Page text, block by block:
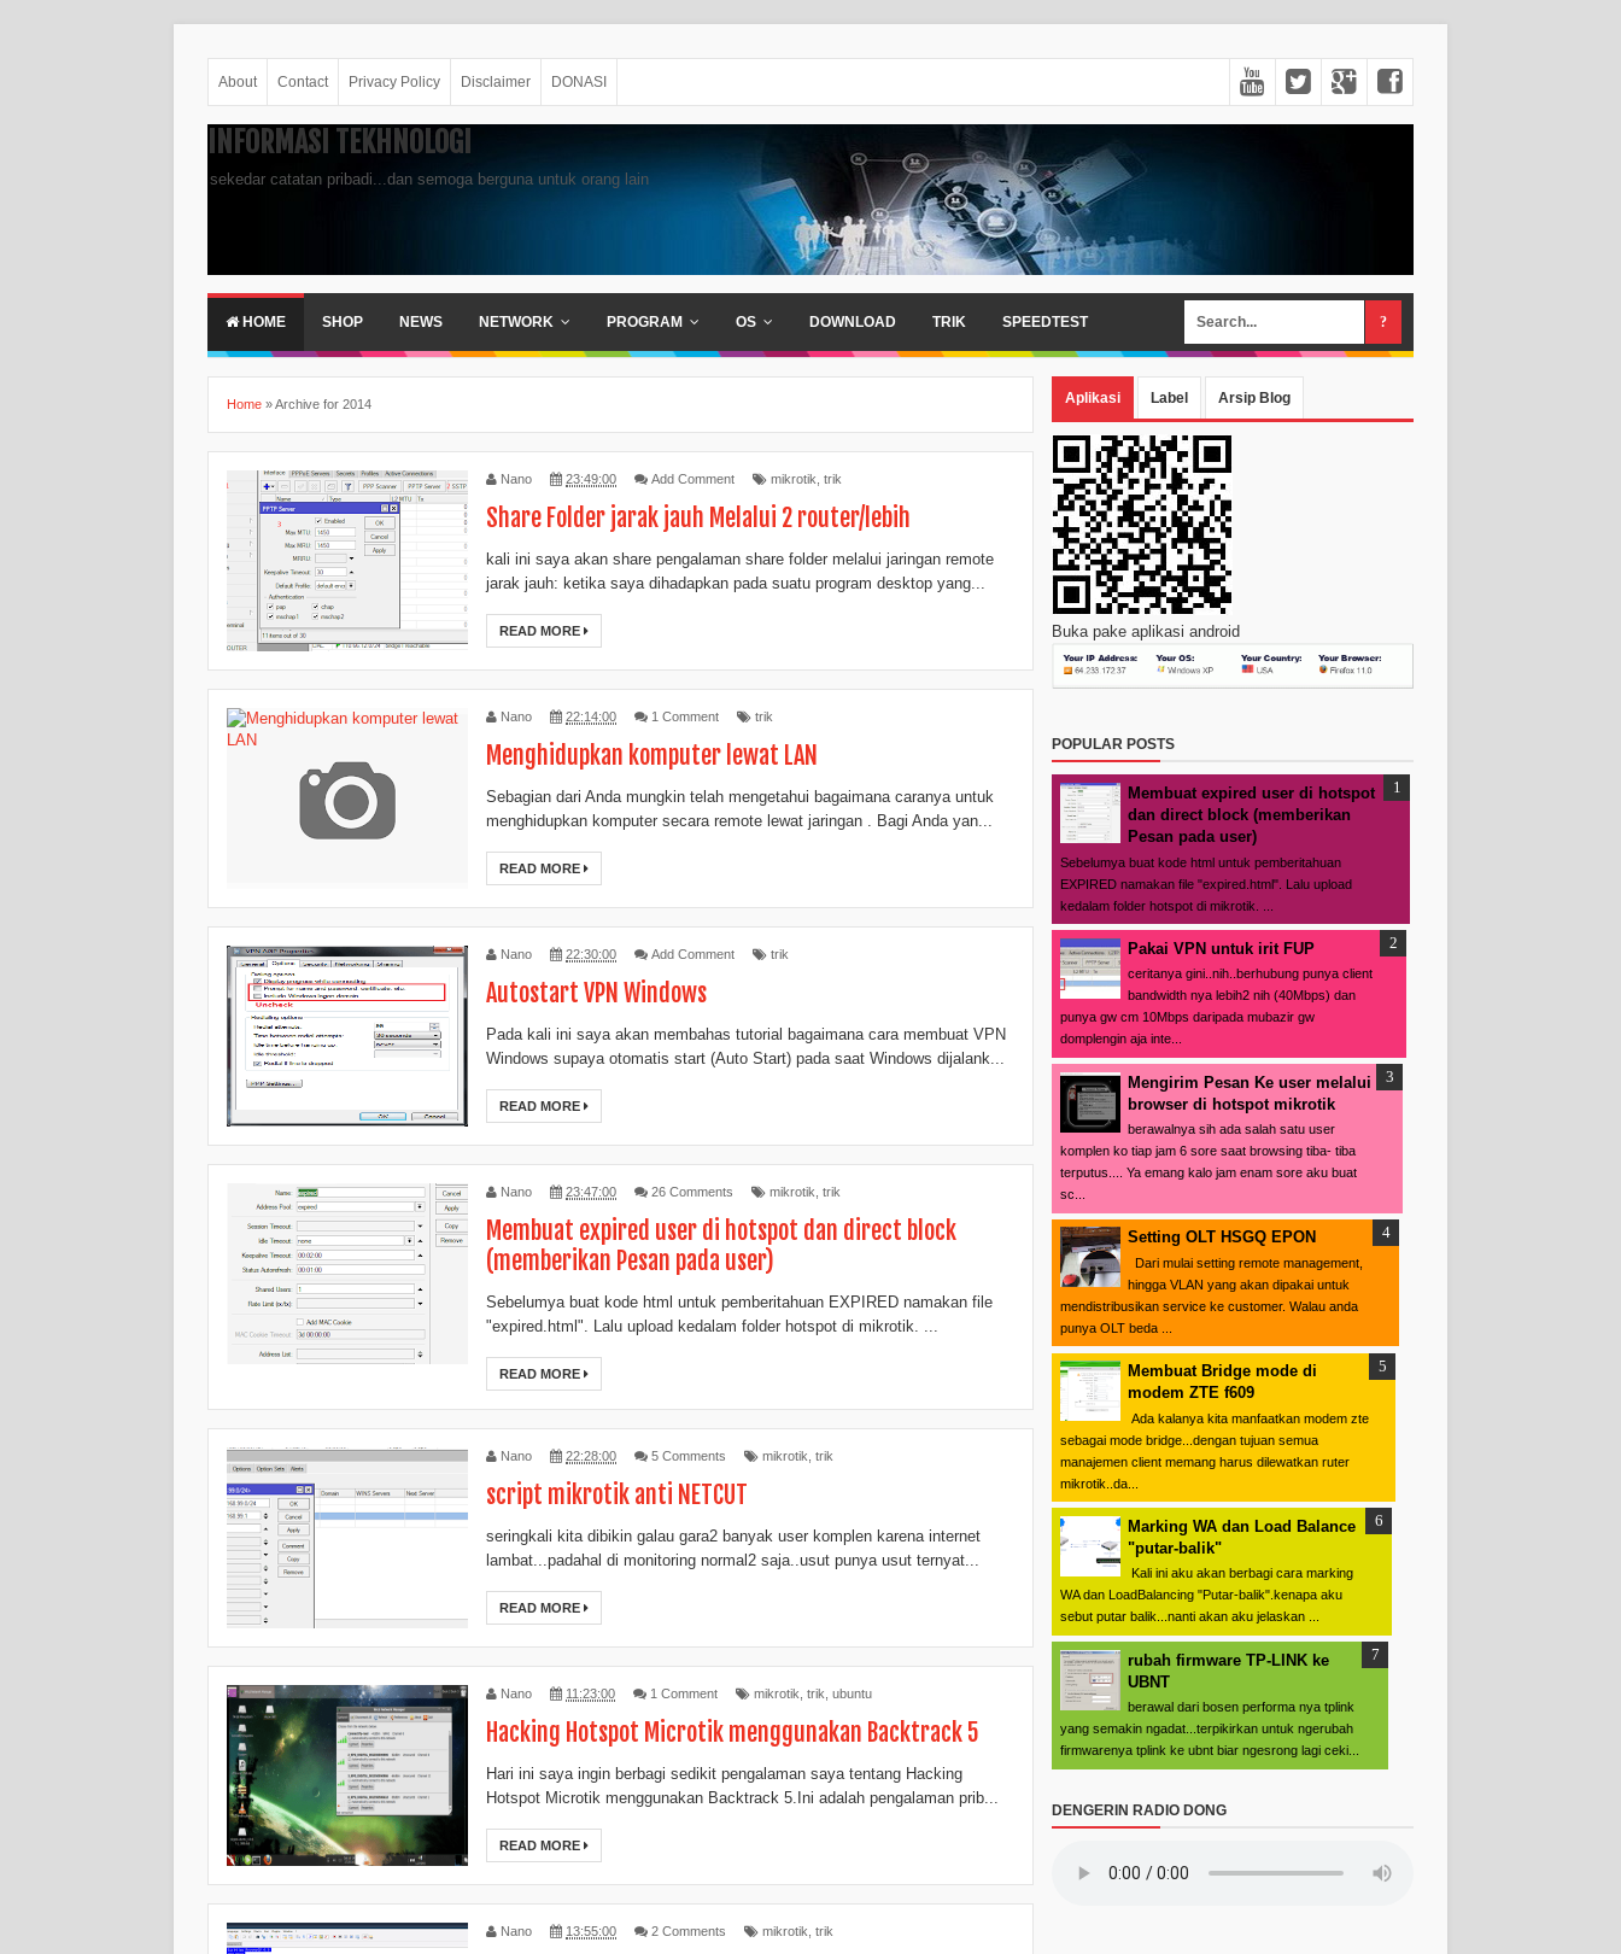
About Contact Privacy Policy Disclaimer DONASI
INFORMASI TEKHNOLOGI
sekedar catatan pribadi...dan semoga berguna untuk orang lain
HOME SHOP NEWS NETWORK PROGRAM OS DOWNLOAD TRIK SPEEDTEST
Home »Archive for 2014
Nano 23:49:00 Add Comment mikrotik trik
Share Folder jarak jauh Melalui 2 router/lebih
kali ini saya akan share pengalaman share folder melalui jaringan remote
jarak jauh: ketika saya dihadapkan pada suatu program desktop yang...
READ MORE
Nano 22:14:00 1 Comment trik
Menghidupkan komputer lewat LAN
Sebagian dari Anda mungkin telah mengetahui bagaimana caranya untuk
menghidupkan komputer secara remote lewat jaringan . Bagi Anda yan...
READ MORE
Nano 22:30:00 Add Comment trik
Autostart VPN Windows
Pada kali ini saya akan membahas tutorial bagaimana cara membuat VPN
Windows supaya otomatis start (Auto Start) pada saat Windows dijalank...
READ MORE
Nano 23:47:00 26 Comments mikrotik trik
Membuat expired user di hotspot dan direct block
(memberikan Pesan pada user)
Sebelumya buat kode html untuk pemberitahuan EXPIRED namakan file
"expired.html". Lalu upload kedalam folder hotspot di mikrotik. ...
READ MORE
Nano 22:28:00 5 Comments mikrotik trik
script mikrotik anti NETCUT
seringkali kita dibikin galau gara2 banyak user komplen karena internet
lambat...padahal di monitoring normal2 saja..usut punya usut ternyat...
READ MORE
Nano 11:23:00 1 Comment mikrotik trik ubuntu
Hacking Hotspot Microtik menggunakan Backtrack 5
Hari ini saya ingin berbagi sedikit pengalaman saya tentang Hacking
Hotspot Microtik menggunakan Backtrack 5.Ini adalah pengalaman prib...
READ MORE
Nano 13:55:00 2 Comments mikrotik trik
Aplikasi Label Arsip Blog
Buka pake aplikasi android
POPULAR POSTS
Membuat expired user di hotspot
dan direct block (memberikan
Pesan pada user)
Sebelumya buat kode html untuk pemberitahuan
EXPIRED namakan file "expired.html". Lalu upload
kedalam folder hotspot di mikrotik. ...
Pakai VPN untuk irit FUP
ceritanya gini..nih..berhubung punya client
bandwidth nya lebih2 nih (40Mbps) dan
punya gw cm 10Mbps daripada mubazir gw
domplengin aja inte...
Mengirim Pesan Ke user melalui
browser di hotspot mikrotik
berawalnya sih ada salah satu user
komplen ko tiap jam 6 sore saat browsing tiba- tiba
terputus.... Ya emang kalo jam enam sore aku buat
sc...
Setting OLT HSGQ EPON
Dari mulai setting remote management,
hingga VLAN yang akan dipakai untuk
mendistribusikan service ke customer. Walau anda
punya OLT beda ...
Membuat Bridge mode di
modem ZTE f609
Ada kalanya kita manfaatkan modem zte
sebagai mode bridge...dengan tujuan semua
manajemen client memang harus dilewatkan ruter
mikrotik..da...
Marking WA dan Load Balance
"putar-balik"
Kali ini aku akan berbagi cara marking
WA dan LoadBalancing "Putar-balik".kenapa aku
sebut putar balik...nanti akan aku jelaskan ...
rubah firmware TP-LINK ke
UBNT
berawal dari bosen performa nya tplink
yang semakin ngadat...terpikirkan untuk ngerubah
firmwarenya tplink ke ubnt biar ngesrong lagi ceki...
DENGERIN RADIO DONG